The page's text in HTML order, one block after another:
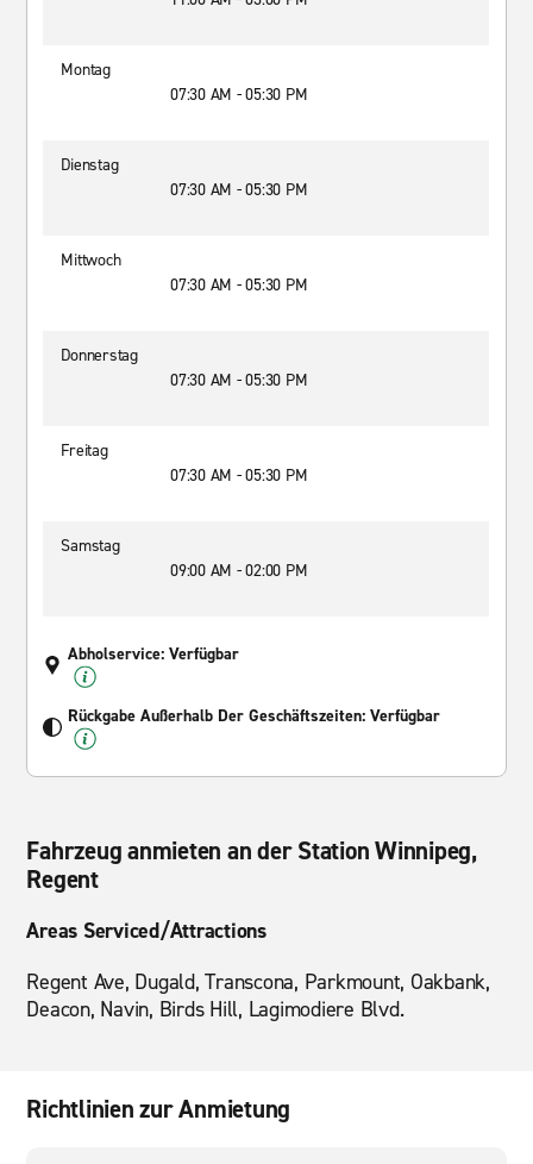
Montag
07:30 AM - 05:30 PM
Dienstag
07:30 AM - 05:30 PM
Mittwoch
07:30 AM - 05:30 PM
Donnerstag
07:30 AM - 05:30 PM
Freitag
07:30 AM - 05:30 PM
Samstag
09:00 AM - 02:00 PM
Abholservice: Verfügbar
Rückgabe Außerhalb Der Geschäftszeiten: Verfügbar
Fahrzeug anmieten an der Station Winnipeg,
Regent
Areas Serviced/Attractions
Regent Ave, Dugald, Transcona, Parkmount, Oakbank,
Deacon, Navin, Birds Hill, Lagimodiere Blvd.
Richtlinien zur Anmietung